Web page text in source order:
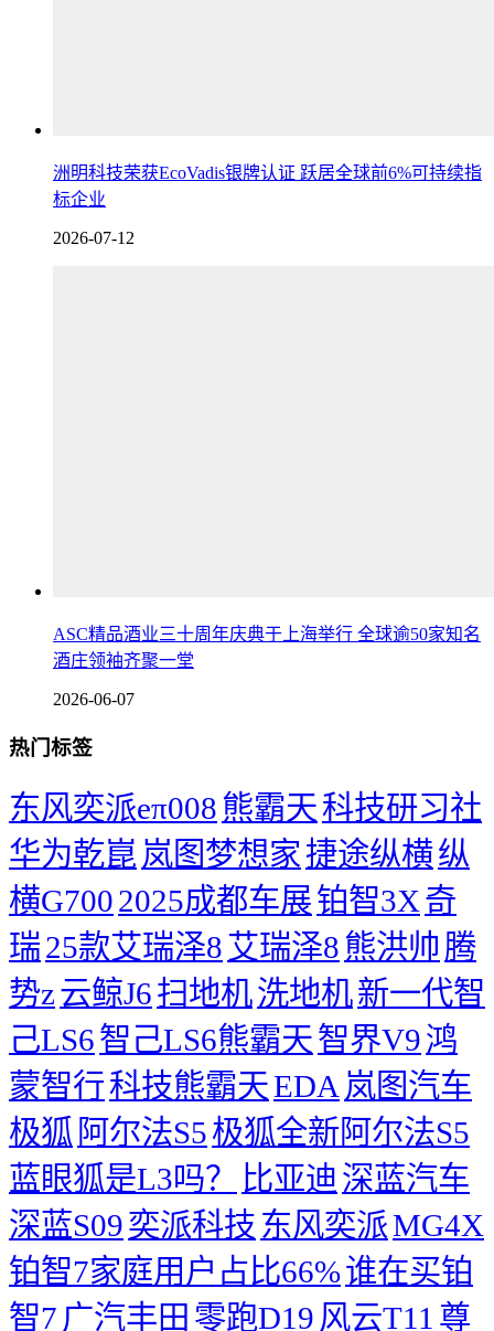
洲明科技荣获EcoVadis银牌认证 跃居全球前6%可持续指
标企业
2026-07-12
ASC精品酒业三十周年庆典于上海举行 全球逾50家知名
酒庄领袖齐聚一堂
2026-06-07
热门标签
东风奕派eπ008 熊霸天科技研习社
华为乾崑 岚图梦想家 捷途纵横纵
横G7002025成都车展铂智3X奇
瑞25款艾瑞泽8艾瑞泽8 熊洪帅 腾
势z云鲸J6扫地机洗地机新一代智
己LS6智己LS6熊霸天智界V9鸿
蒙智行科技熊霸天EDA 岚图汽车
极狐 阿尔法S5极狐全新阿尔法S5
蓝眼狐是L3吗？
比亚迪 深蓝汽车
深蓝S09奕派科技 东风奕派MG4X
铂智7家庭用户占比66%谁在买铂
智7 广汽丰田 零跑D19 风云T11 尊